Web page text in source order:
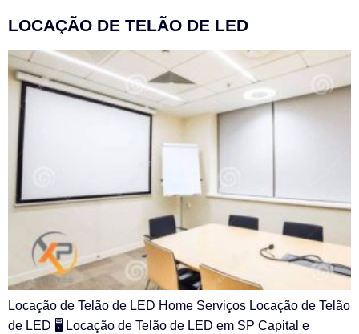
LOCAÇÃO DE TELÃO DE LED
Locação de Telão de LED Home Serviços Locação de Telão
de LED 🖥️ Locação de Telão de LED em SP Capital e